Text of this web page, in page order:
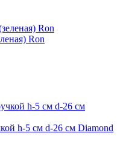
Ron
h-5 см d-26 см Diamond